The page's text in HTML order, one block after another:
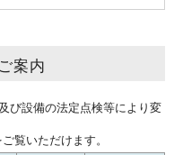
案内
び設備の法定点検等により変
覧いただけます。